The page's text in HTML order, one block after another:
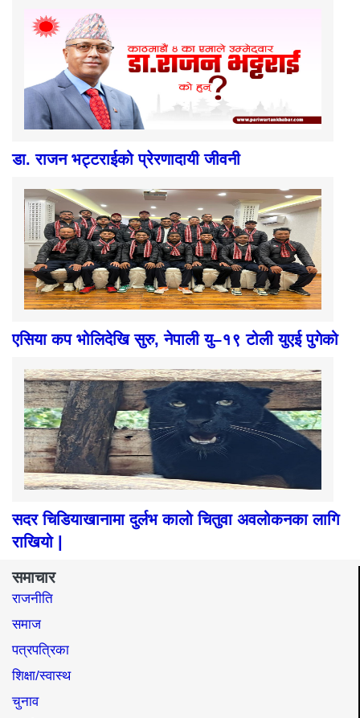
डा. राजन भट्टराईको प्रेरणादायी जीवनी
एसिया कप भोलिदेखि सुरु, नेपाली यु–१९ टोली युएई पुगेको
सदर चिडियाखानामा दुर्लभ कालो चितुवा अवलोकनका लागि
राखियो |
समाचार
राजनीति
समाज​
पत्रपत्रिका
शिक्षा/स्वास्थ
चुनाव